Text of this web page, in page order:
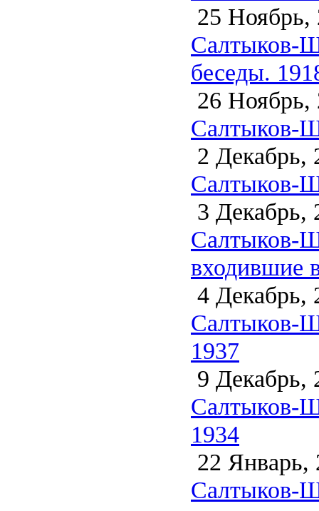
25 Ноябрь,
Салтыков-
беседы.
26 Ноябрь,
Салтыков-
2 Декабрь,
Салтыков-
3 Декабрь,
Салтыков-
входившие
4 Декабрь,
Салтыков-
1937
9 Декабрь,
Салтыков-
1934
22 Январь,
Салтыков-